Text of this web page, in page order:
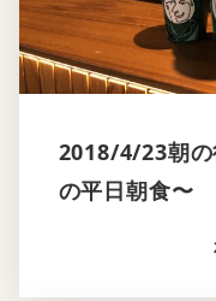
2018/4/23朝の
の平日朝食〜